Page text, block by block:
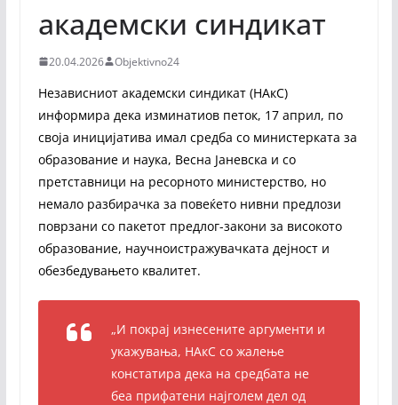
академски синдикат
20.04.2026 Objektivno24
Независниот академски синдикат (НАкС)
информира дека изминатиов петок, 17 април, по
своја иницијатива имал средба со министерката за
образование и наука, Весна Јаневска и со
претставници на ресорното министерство, но
немало разбирачка за повеќето нивни предлози
поврзани со пакетот предлог-закони за високото
образование, научноистражувачката дејност и
обезбедувањето квалитет.
„И покрај изнесените аргументи и
укажувања, НАкС со жалење
констатира дека на средбата не
беа прифатени најголем дел од